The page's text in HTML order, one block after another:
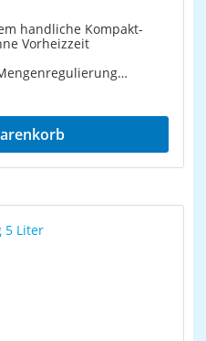
handliche Kompakt-
Vorheizzeit
12 V/12 AhAufwärmzeit
bei voller
Batterie: 10 min
à 5
analog-Signal, Funk